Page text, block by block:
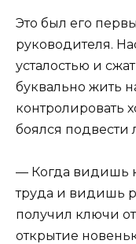
Это был его
руководителя.
усталостью и
буквально жить
контролировать
боялся подвести
— Когда видишь
труда и видишь
получил ключи
открытие